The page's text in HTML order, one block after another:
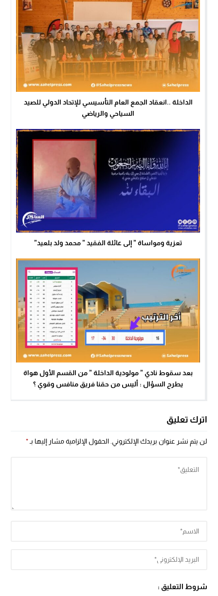
الداخلة ..انعقاد الجمع العام التأسيسي للإتحاد الدولي للصيد
السياحي والرياضي
تعزية ومواساة ” إلى عائلة الفقيد ” محمد ولد بلعيد”
بعد سقوط نادي ” مولودية الداخلة ” من القسم الأول هواة
يطرح السؤال : أليس من حقنا فريق منافس وقوي ؟
اترك تعليق
لن يتم نشر عنوان بريدك الإلكتروني. الحقول الإلزامية مشار إليها بـ*
شروط التعليق :